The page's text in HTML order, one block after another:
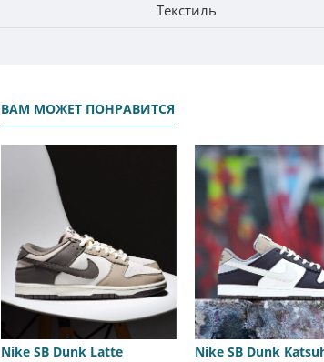
Текстиль
ВАМ МОЖЕТ ПОНРАВИТСЯ
Nike SB Dunk Latte